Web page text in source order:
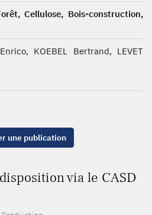
Cellulose, Bois-construction,
KOEBEL Bertrand, LEVET
une publication
via le CASD